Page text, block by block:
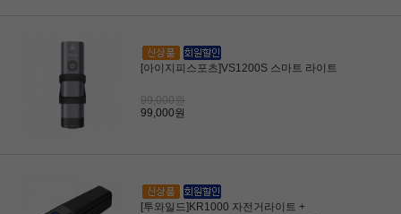
[아이지피스포츠]VS1200S 스마트 라이트
99,000원
99,000원
[투와일드]KR1000 자전거라이트 +